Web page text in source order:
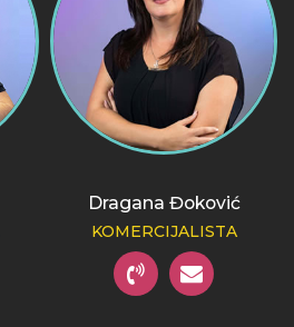
Dragana Đoković
KOMERCIJALISTA